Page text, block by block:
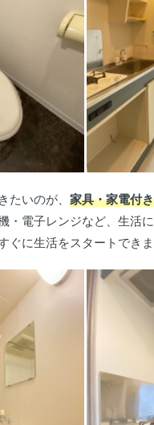
たいのが、 家具・家電付き
・電子レンジなど、生活
ぐに生活をスタートできま